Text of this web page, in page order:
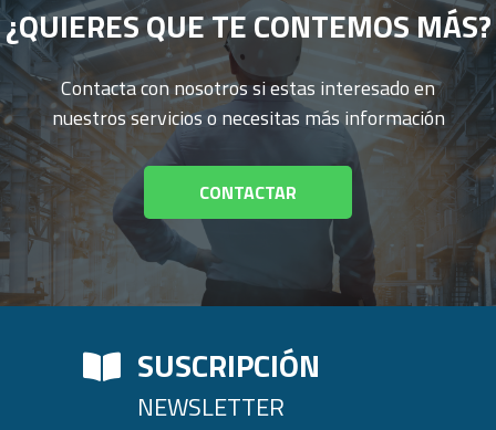
¿QUIERES QUE TE CONTEMOS MÁS?
Contacta con nosotros si estas interesado en
nuestros servicios o necesitas más información
CONTACTAR
SUSCRIPCIÓN
NEWSLETTER